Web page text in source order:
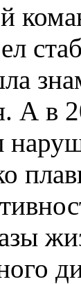
А в